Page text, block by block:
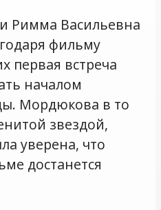
Римма Васильевна
фильму
первая встреча
началом
Мордюкова в то
звездой,
уверена, что
достанется